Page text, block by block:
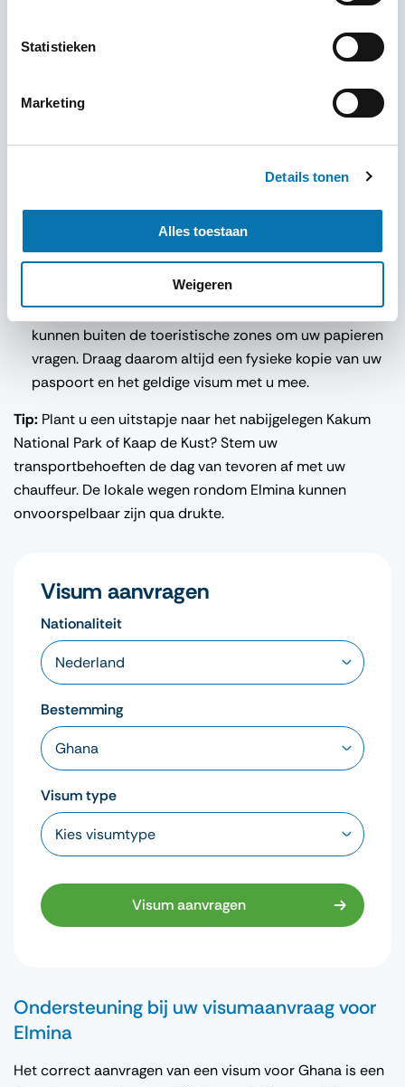
Statistieken
Marketing
Details tonen
Alles toestaan
Weigeren
van de regio zijn stroomstoringen niet ongewoon.
Vraag uw accommodatie vooraf of er een back-up
generator aanwezig is.
Er rijden geen reguliere
comfortabel zijn voor reizigers met bagage. Maak
gebruik van een vooraf geboekte privéchauffeur of
Identificatie buiten uw hotel:Lokale autoriteiten
kunnen buiten de toeristische zones om uw papieren
vragen. Draag daarom altijd een fysieke kopie van uw
paspoort en het geldige visum met u mee.
Tip: Plant u een uitstapje naar het nabijgelegen Kakum
National Park of Kaap de Kust? Stem uw
transportbehoeften de dag van tevoren af met uw
chauffeur. De lokale wegen rondom Elmina kunnen
onvoorspelbaar zijn qua drukte.
Visum aanvragen
Nationaliteit
Bestemming
Visum type
Visum aanvragen
Ondersteuning bij uw visumaanvraag voor
Elmina
Het correct aanvragen van een visum voor Ghana is een